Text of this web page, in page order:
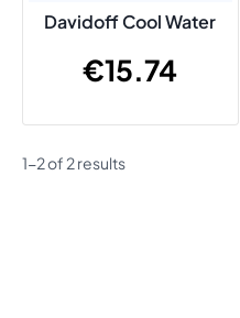
Davidoff Cool Water
€15.74
1-2 of 2 results